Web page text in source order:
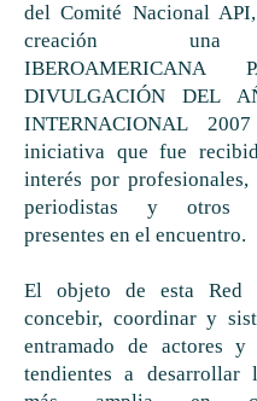
del Comité Nacional
creación una
IBEROAMERICANA
DIVULGACIÓN DEL
INTERNACIONAL
iniciativa que fue
interés por profesionales,
periodistas y otros
presentes en el encuentro.
El objeto de esta Red
concebir, coordinar y
entramado de actores y
tendientes a desarrollar